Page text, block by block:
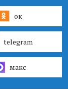
ок
telegram
макс